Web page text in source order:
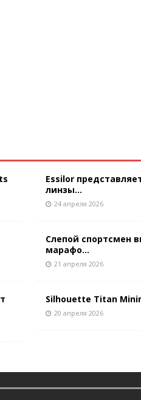
Essilor
линзы...
24 апреля 2026
Слепой спортсмен
марафо...
21 апреля 2026
Silhouette Titan
20 апреля 2026